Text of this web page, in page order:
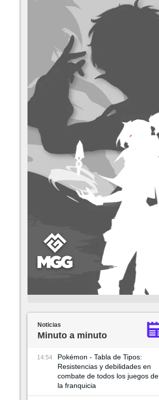
Noticias
Minuto a minuto
14:54
Pokémon - Tabla de Tipos:
Resistencias y debilidades en
combate de todos los juegos de
la franquicia